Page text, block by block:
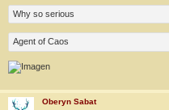
Why so serious
Agent of Caos
Oberyn Sabat